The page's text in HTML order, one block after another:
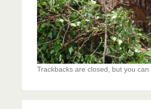
Trackbacks are closed, but you can